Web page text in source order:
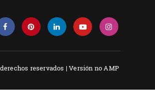
reservados |Versión no AMP